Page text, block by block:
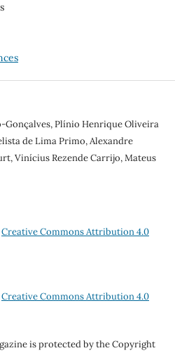
Gonçalves, Plínio Henrique Oliveira
de Lima Primo, Alexandre
Vinícius Rezende Carrijo, Mateus
Creative Commons Attribution 4.0
Creative Commons Attribution 4.0
is protected by the Copyright